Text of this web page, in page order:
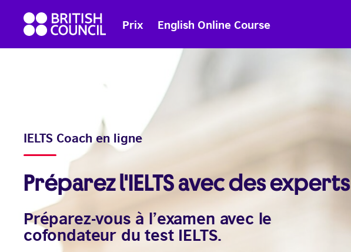
content
British
Council
English
Prix English Online Course
IELTS Coach en ligne
Préparez l'IELTS avec des experts
Préparez-vous à l’examen avec le
cofondateur du test IELTS.